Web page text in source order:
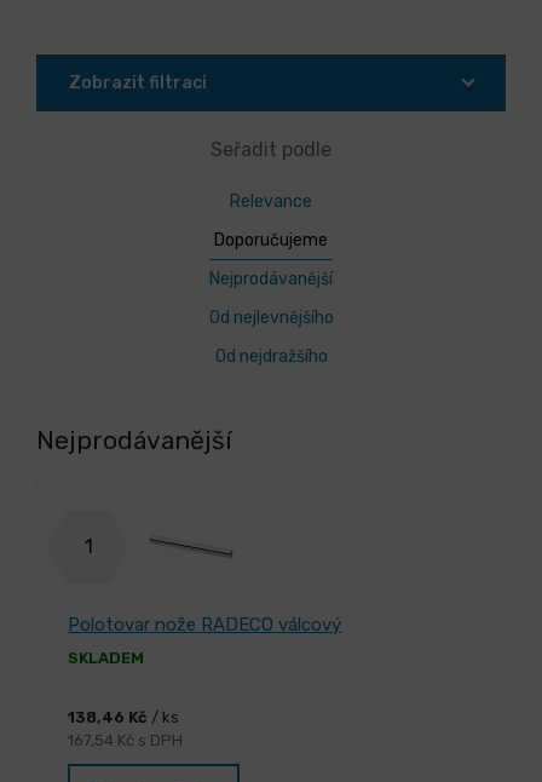
Zobrazit filtraci
Seřadit podle
Relevance
Doporučujeme
Nejprodávanější
Od nejlevnějšího
Od nejdražšího
Nejprodávanější
1
Polotovar nože RADECO válcový
SKLADEM
138,46 Kč / ks
167,54 Kč s DPH